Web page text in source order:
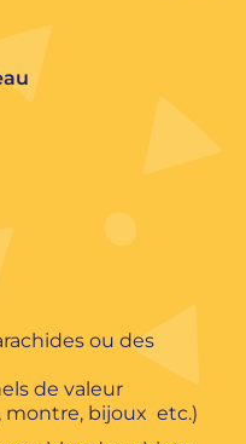
ou des
de valeur
montre, bijoux etc.)